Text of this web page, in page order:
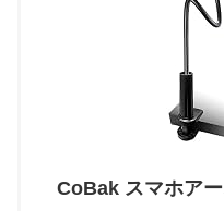
CoBak スマホア